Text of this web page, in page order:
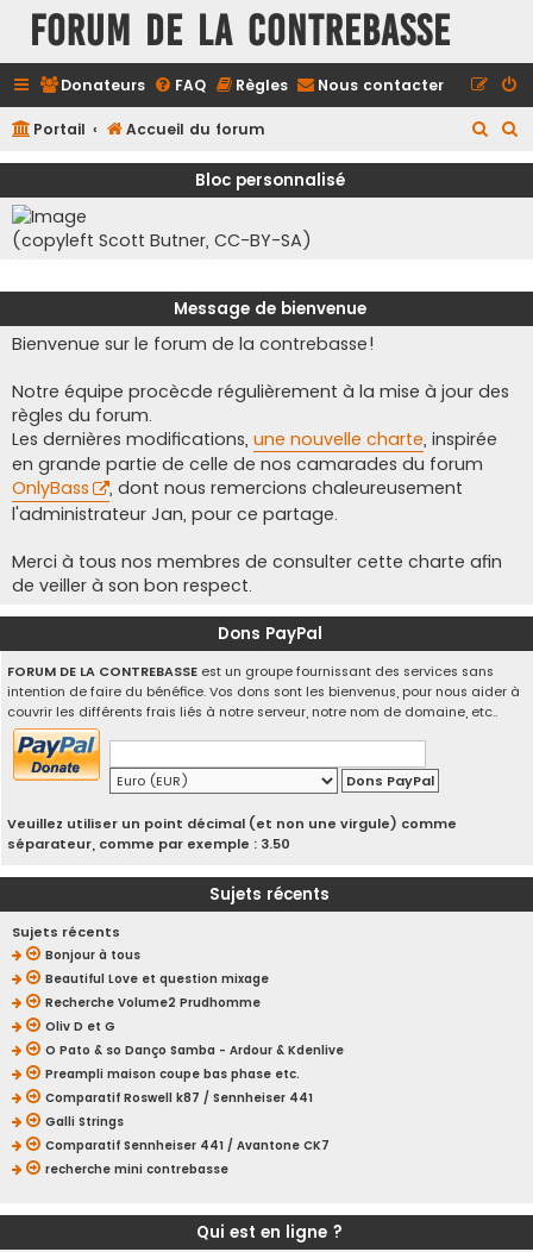
FORUM DE LA CONTREBASSE
Donateurs FAQ Règles Nous contacter
Portail Accueil du forum
e
e
Bloc personnalisé
(copyleft Scott Butner, CC-BY-SA)
Message de bienvenue
Bienvenue sur le forum de la contrebasse!
Notre équipe procècde régulièrement à la mise à jour des
règles du forum.
Les dernières modifications, une nouvelle charte, inspirée
en grande partie de celle de nos camarades du forum
OnlyBass
, dont nous remercions chaleureusement
l'administrateur Jan, pour ce partage.
Merci à tous nos membres de consulter cette charte afin
de veiller à son bon respect.
Dons PayPal
FORUM DE LA CONTREBASSE est un groupe fournissant des services sans
intention de faire du bénéfice. Vos dons sont les bienvenus, pour nous aider à
couvrir les différents frais liés à notre serveur, notre nom de domaine, etc..
Veuillez utiliser un point décimal (et non une virgule) comme
séparateur, comme par exemple : 3.50
Sujets récents
Sujets récents
Bonjour à tous
Beautiful Love et question mixage
Recherche Volume2 Prudhomme
Oliv D et G
O Pato & so Danço Samba - Ardour & Kdenlive
Preampli maison coupe bas phase etc.
Comparatif Roswell k87 / Sennheiser 441
Galli Strings
Comparatif Sennheiser 441 / Avantone CK7
recherche mini contrebasse
Qui est en ligne ?